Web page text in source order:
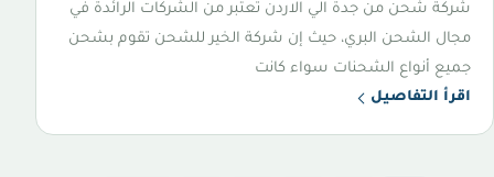
شركة شحن من جدة الي الاردن تعتبر من الشركات الرائدة في
مجال الشحن البري، حيث إن شركة الخير للشحن تقوم بشحن
جميع أنواع الشحنات سواء كانت
اقرأ التفاصيل